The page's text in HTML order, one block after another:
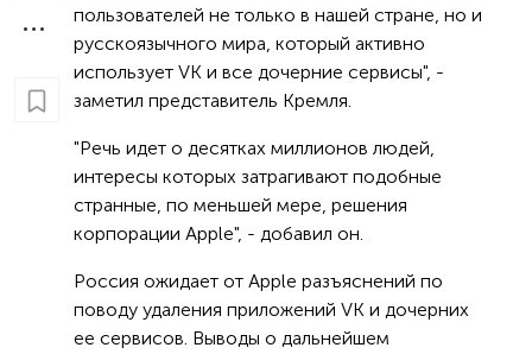
пользователей не только в нашей стране, но и
русскоязычного мира, который активно
использует VK и все дочерние сервисы", -
заметил представитель Кремля.
"Речь идет о десятках миллионов людей,
интересы которых затрагивают подобные
странные, по меньшей мере, решения
корпорации Apple", - добавил он.
Россия ожидает от Apple разъяснений по
поводу удаления приложений VK и дочерних
ее сервисов. Выводы о дальнейшем